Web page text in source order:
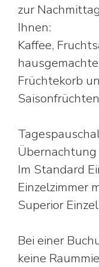
zur
Ihnen:
Kaffee,
Früchtekorb
Saisonfrüchten
Übernachtung
Im Standard
Einzelzimmer
Superior
Bei einer
keine